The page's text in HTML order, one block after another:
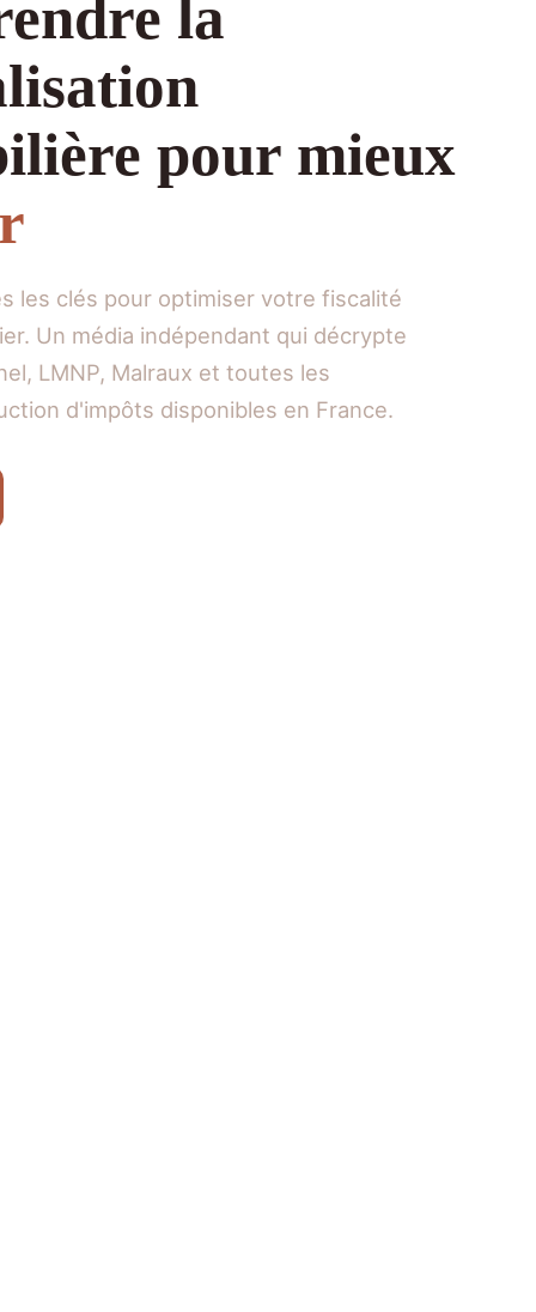
la
pour mieux
les clés pour optimiser votre fiscalité
Un média indépendant qui décrypte
LMNP, Malraux et toutes les
d'impôts disponibles en France.